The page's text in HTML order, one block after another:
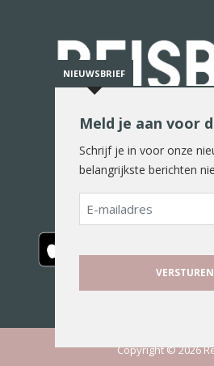
De reiswereld in
Copyright © 2026
NIEUWSBRIEF
Meld je aan voor
Schrijf je in voor onze
belangrijkste berichten
E-
mailadres